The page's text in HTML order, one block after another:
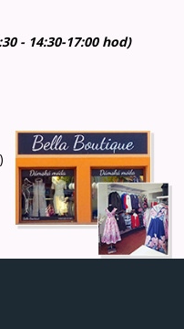
- 14:30-17:00 hod)